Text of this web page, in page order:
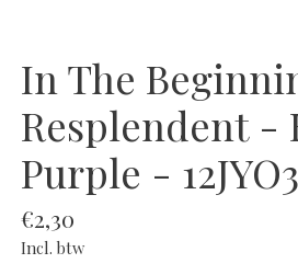
In The
Resplendent -
Purple - 12JYO3
€2,30
Incl. btw